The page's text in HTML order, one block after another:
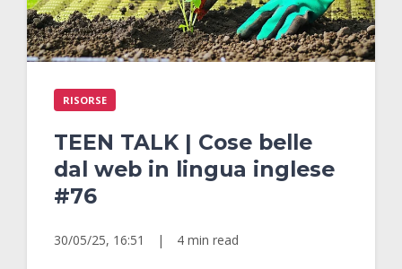
RISORSE
TEEN TALK | Cose belle
dal web in lingua inglese
#76
30/05/25, 16:51 | 4 min read